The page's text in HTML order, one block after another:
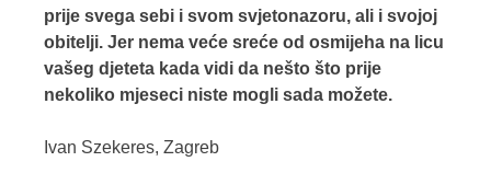
prije svega sebi i svom svjetonazoru, ali i svojoj
obitelji. Jer nema veće sreće od osmijeha na licu
vašeg djeteta kada vidi da nešto što prije
nekoliko mjeseci niste mogli sada možete.
Ivan Szekeres, Zagreb